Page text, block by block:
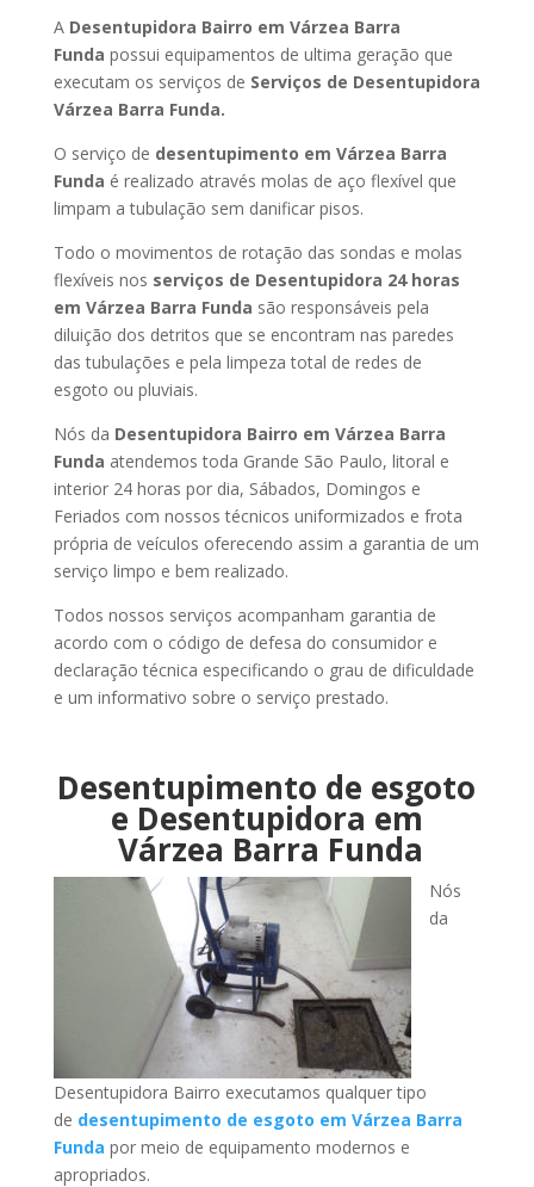
A Desentupidora Bairro em Várzea Barra
Funda possui equipamentos de ultima geração que
executam os serviços de Serviços de Desentupidora
Várzea Barra Funda.
O serviço de desentupimento em Várzea Barra
Funda é realizado através molas de aço flexível que
limpam a tubulação sem danificar pisos.
Todo o movimentos de rotação das sondas e molas
flexíveis nos serviços de Desentupidora 24 horas
em Várzea Barra Funda são responsáveis pela
diluição dos detritos que se encontram nas paredes
das tubulações e pela limpeza total de redes de
esgoto ou pluviais.
Nós da Desentupidora Bairro em Várzea Barra
Funda atendemos toda Grande São Paulo, litoral e
interior 24 horas por dia, Sábados, Domingos e
Feriados com nossos técnicos uniformizados e frota
própria de veículos oferecendo assim a garantia de um
serviço limpo e bem realizado.
Todos nossos serviços acompanham garantia de
acordo com o código de defesa do consumidor e
declaração técnica especificando o grau de dificuldade
e um informativo sobre o serviço prestado.
Desentupimento de esgoto
e Desentupidora em
Várzea Barra Funda
Nós
da
Desentupidora Bairro executamos qualquer tipo
de desentupimento de esgoto em Várzea Barra
Funda por meio de equipamento modernos e
apropriados.